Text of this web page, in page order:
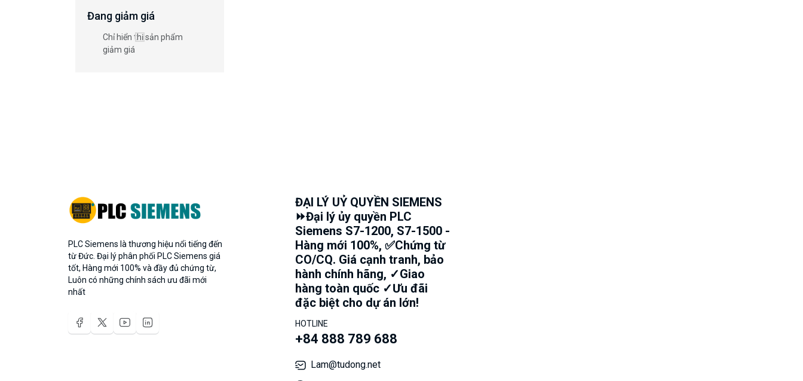
Đang giảm giá
Chỉ hiển thị sản phẩm
giảm giá
PLC Siemens là thương hiệu nổi tiếng đến
từ Đức. Đại lý phân phối PLC Siemens giá
tốt, Hàng mới 100% và đầy đủ chứng từ,
Luôn có những chính sách ưu đãi mới
nhất
ĐẠI LÝ UỶ QUYỀN SIEMENS
⏩Đại lý ủy quyền PLC
Siemens S7-1200, S7-1500 -
Hàng mới 100%, ✅Chứng từ
CO/CQ. Giá cạnh tranh, bảo
hành chính hãng, ✓Giao
hàng toàn quốc ✓Ưu đãi
đặc biệt cho dự án lớn!
HOTLINE
+84 888 789 688
Lam@tudong.net